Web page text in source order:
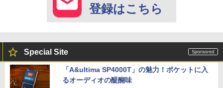
登録はこちら
Special Site
「A&ultima SP4000T」の魅力！ポケットに入
るオーディオの醍醐味